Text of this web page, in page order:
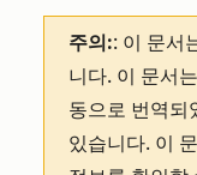
주의:: 이 문서
니다. 이 문서
동으로 번역되
있습니다. 이